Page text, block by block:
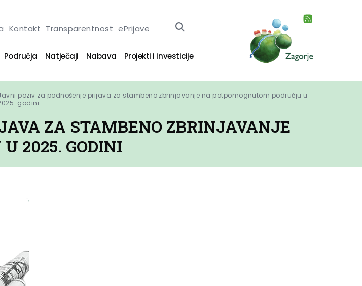
Kontakt Transparentnost ePrijave
Područja Natječaji Nabava Projekti i investicije
poziv za podnošenje prijava za stambeno zbrinjavanje na potpomognutom području u
godini
ZA STAMBENO ZBRINJAVANJE
2025. GODINI